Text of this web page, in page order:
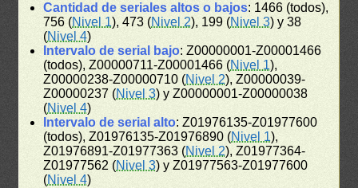
Cantidad de seriales altos o bajos: 1466 (todos),
756 (Nivel 1), 473 (Nivel 2), 199 (Nivel 3) y 38
(Nivel 4)
Intervalo de serial bajo: Z00000001-Z00001466
(todos), Z00000711-Z00001466 (Nivel 1),
Z00000238-Z00000710 (Nivel 2), Z00000039-
Z00000237 (Nivel 3) y Z00000001-Z00000038
(Nivel 4)
Intervalo de serial alto: Z01976135-Z01977600
(todos), Z01976135-Z01976890 (Nivel 1),
Z01976891-Z01977363 (Nivel 2), Z01977364-
Z01977562 (Nivel 3) y Z01977563-Z01977600
(Nivel 4)